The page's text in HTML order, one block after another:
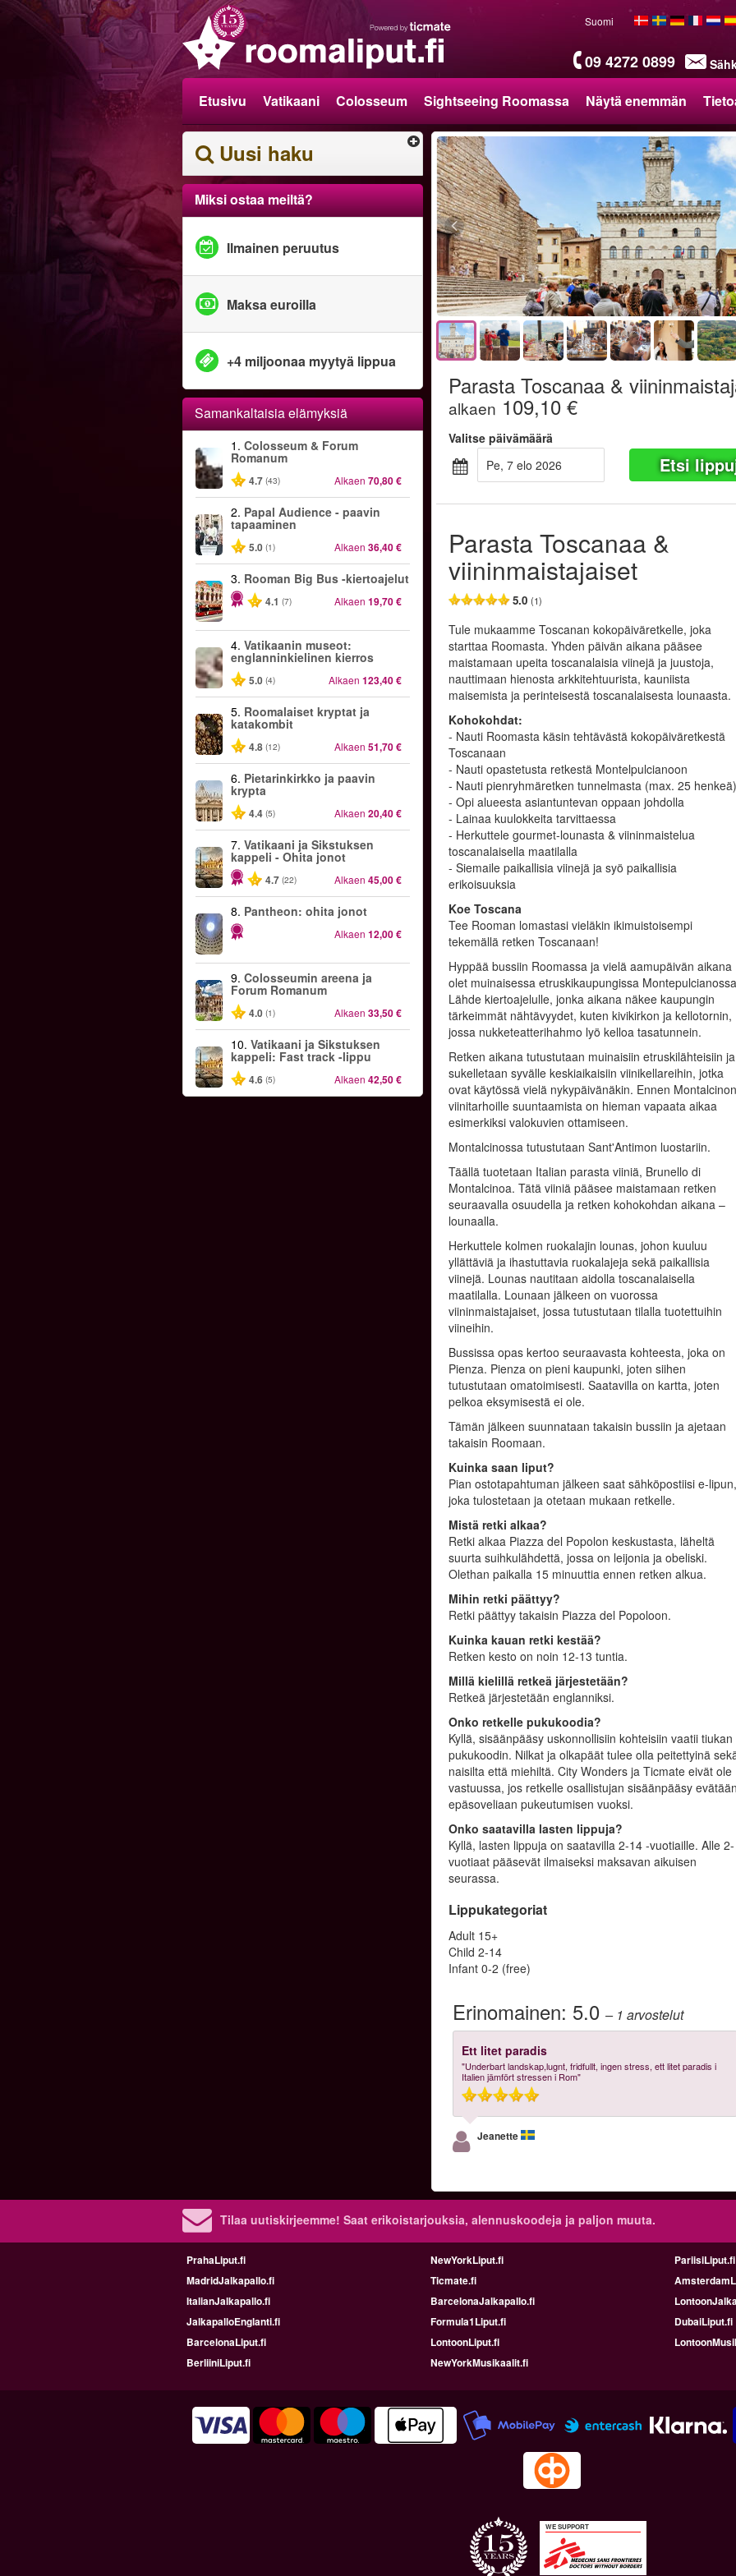
09 4272 0899
Suomi
Etusivu Vatikaani Colosseum Sightseeing Roomassa Näytä enemmän
Uusi haku
Miksi ostaa meiltä?
Ilmainen peruutus
Maksa euroilla
+4 miljoonaa myytyä lippua
Samankaltaisia elämyksiä
1. Colosseum & Forum
Romanum
4.7 (43) Alkaen 70,80 €
2. Papal Audience - paavin
tapaaminen
5.0 (1) Alkaen 36,40 €
3. Rooman Big Bus -kiertoajelut
4.1 (7) Alkaen 19,70 €
4. Vatikaanin museot:
englanninkielinen kierros
5.0 (4) Alkaen 123,40 €
5. Roomalaiset kryptat ja
katakombit
4.8 (12) Alkaen 51,70 €
6. Pietarinkirkko ja paavin
krypta
4.4 (5) Alkaen 20,40 €
7. Vatikaani ja Sikstuksen
kappeli - Ohita jonot
4.7 (22) Alkaen 45,00 €
8. Pantheon: ohita jonot
Alkaen 12,00 €
9. Colosseumin areena ja
Forum Romanum
4.0 (1) Alkaen 33,50 €
10. Vatikaani ja Sikstuksen
kappeli: Fast track -lippu
4.6 (5) Alkaen 42,50 €
Parasta Toscanaa &
alkaen 109,10 €
Valitse päivämäärä
pe, 7 elo 2026
Etsi
Parasta Toscanaa &
viininmaistajaiset
5.0(1)
Tule mukaamme Toscanan kokopäiväretkelle, joka
starttaa Roomasta. Yhden päivän aikana pääsee
maistamaan upeita toscanalaisia viinejä ja juustoja,
nauttimaan hienosta arkkitehtuurista, kauniista
maisemista ja perinteisestä toscanalaisesta lounaasta.
Kohokohdat:
- Nauti Roomasta käsin tehtävästä kokopäiväretkestä
Toscanaan
- Nauti opastetusta retkestä Montelpulcianoon
- Nauti pienryhmäretken tunnelmasta (max. 25 henkeä)
- Opi alueesta asiantuntevan oppaan johdolla
- Lainaa kuulokkeita tarvittaessa
- Herkuttele gourmet-lounasta & viininmaistelua
toscanalaisella maatilalla
- Siemaile paikallisia viinejä ja syö paikallisia
erikoisuuksia
Koe Toscana
Tee Rooman lomastasi vieläkin ikimuistoisempi
tekemällä retken Toscanaan!
Hyppää bussiin Roomassa ja vielä aamupäivän aikana
olet muinaisessa etruskikaupungissa
Lähde kiertoajelulle, jonka aikana näkee kaupungin
tärkeimmät nähtävyydet, kuten kivikirkon ja kellotornin,
jossa nukketeatterihahmo lyö kelloa tasatunnein.
Retken aikana tutustutaan muinaisiin etruskilähteisiin ja
sukelletaan syvälle keskiaikaisiin viinikellareihin, jotka
ovat käytössä vielä nykypäivänäkin. Ennen Montalcinon
viinitarhoille suuntaamista on hieman vapaata aikaa
esimerkiksi valokuvien ottamiseen.
Montalcinossa tutustutaan Sant'Antimon luostariin.
Täällä tuotetaan Italian parasta viiniä, Brunello di
Montalcinoa. Tätä viiniä pääsee maistamaan retken
seuraavalla osuudella ja retken kohokohdan aikana –
lounaalla.
Herkuttele kolmen ruokalajin lounas, johon kuuluu
yllättäviä ja ihastuttavia ruokalajeja sekä paikallisia
viinejä. Lounas nautitaan aidolla toscanalaisella
maatilalla. Lounaan jälkeen on vuorossa
viininmaistajaiset, jossa tutustutaan tilalla tuotettuihin
viineihin.
Bussissa opas kertoo seuraavasta kohteesta, joka on
Pienza. Pienza on pieni kaupunki, joten siihen
tutustutaan omatoimisesti. Saatavilla on kartta, joten
pelkoa eksymisestä ei ole.
Tämän jälkeen suunnataan takaisin bussiin ja ajetaan
takaisin Roomaan.
Kuinka saan liput?
Pian ostotapahtuman jälkeen saat sähköpostiisi e-lipun,
joka tulostetaan ja otetaan mukaan retkelle.
Mistä retki alkaa?
Retki alkaa Piazza del Popolon keskustasta, läheltä
suurta suihkulähdettä, jossa on leijonia ja obeliski.
Olethan paikalla 15 minuuttia ennen retken alkua.
Mihin retki päättyy?
Retki päättyy takaisin Piazza del Popoloon.
Kuinka kauan retki kestää?
Retken kesto on noin 12-13 tuntia.
Millä kielillä retkeä järjestetään?
Retkeä järjestetään englanniksi.
Onko retkelle pukukoodia?
Kyllä, sisäänpääsy uskonnollisiin kohteisiin vaatii tiukan
pukukoodin. Nilkat ja olkapäät tulee olla peitettyinä
naisilta että miehiltä. City Wonders ja Ticmate eivät ole
vastuussa, jos retkelle osallistujan sisäänpääsy evätään
epäsoveliaan pukeutumisen vuoksi.
Onko saatavilla lasten lippuja?
Kyllä, lasten lippuja on saatavilla 2-14 -vuotiaille. Alle 2-
vuotiaat pääsevät ilmaiseksi maksavan aikuisen
seurassa.
Lippukategoriat
Adult 15+
Child 2-14
Infant 0-2 (free)
Erinomainen: 5.0– 1arvostelut
Ett litet paradis
"Underbart landskap,lugnt, fridfullt, ingen stress, ett litet paradis i
Italien jämfört stressen i Rom"
Jeanette
Tilaa uutiskirjeemme! Saat erikoistarjouksia, alennuskoodeja ja paljon muuta.
PrahaLiput.fi NewYorkLiput.fi
PariisiLiput.fi
MadridJalkapallo.fi
Ticmate.fi
ItalianJalkapallo.fi
BarcelonaJalkapallo.fi
JalkapalloEnglanti.fi
Formula1Liput.fi
DubaiLiput.fi
BarcelonaLiput.fi
LontoonLiput.fi
BerliiniLiput.fi
NewYorkMusikaalit.fi
WE SUPPORT